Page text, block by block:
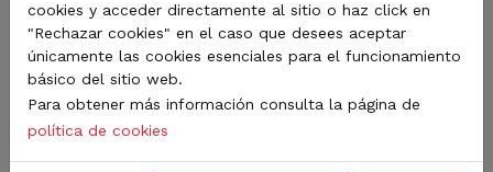
Sigue de cerca todas las novedades de MotorLand
Aragón. Aquí encontrarás noticias sobre eventos,
competiciones, pilotos, novedades del circuito y
mucho más. Filtra por categoría o tipo de contenido y
no te pierdas nada del mundo del motor.
cookies y acceder directamente al sitio o haz click en
"Rechazar cookies" en el caso que desees aceptar
únicamente las cookies esenciales para el funcionamiento
básico del sitio web.
Para obtener más información consulta la página de
política de cookies